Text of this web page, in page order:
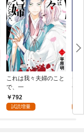
これは我々夫婦のこと
で、一
792
試読増量
チ
冊